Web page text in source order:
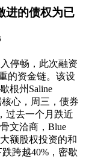
进的债权为已
停畅，此次融资
的资金链。该设
根州Saline
心，周三，债券
过去一个月跌近
文洽商，Blue
额股权投资的和
跨越40%，密歇